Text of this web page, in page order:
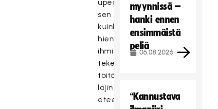
upeasti
sen
kuinka
hienoja
ihmisiä
tekee
töitä
lajin
eteen.
myynnissä –
hanki ennen
ensimmäistä
peliä
06.08.2026
“Kannustava